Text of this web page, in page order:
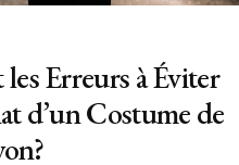
Erreurs à Éviter
d’un Costume de